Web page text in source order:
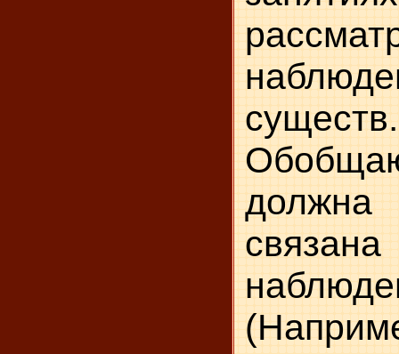
существ.